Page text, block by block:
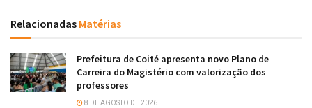
Relacionadas Matérias
Prefeitura de Coité apresenta novo Plano de
Carreira do Magistério com valorização dos
professores
8 DE AGOSTO DE 2026